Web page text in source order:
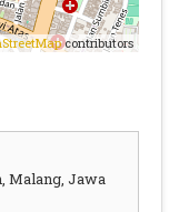
contributors
Malang, Jawa